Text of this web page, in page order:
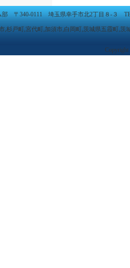
〒340-0111 埼玉県幸手市北2丁目８-３
,杉戸町,宮代町,加須市,白岡町,茨城県五霞町,茨